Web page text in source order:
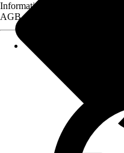
Informationen des Verkäufers,
AGB, finden Sie bei Klick auf